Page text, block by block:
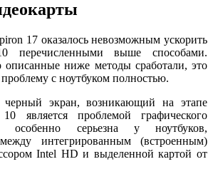
17 оказалось невозможным ускорить
перечисленными выше способами.
описанные ниже методы сработали, это
с ноутбуком полностью.
черный экран, возникающий на этапе
является проблемой графического
особенно серьезна у ноутбуков,
интегрированным (встроенным)
Intel HD и выделенной картой от